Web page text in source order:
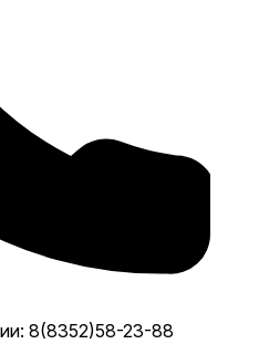
8(8352)58-23-88